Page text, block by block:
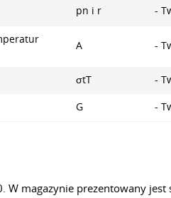
pn i r -
A -
σtТ -
G -
magazynie prezentowany